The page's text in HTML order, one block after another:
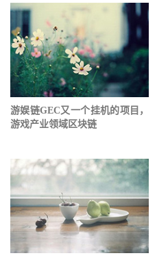
游娱链GEC又一个挂机的项目，
游戏产业领域区块链